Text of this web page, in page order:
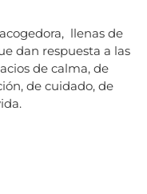
llenas de
dan respuesta a las
de calma, de
de cuidado, de